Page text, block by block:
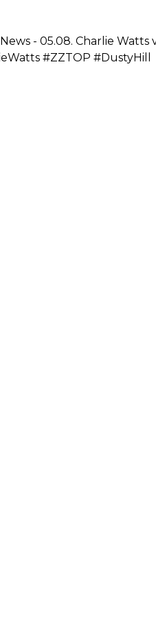
- 05.08. Charlie
#ZZTOP #DustyHill